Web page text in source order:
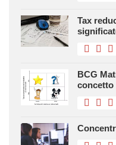
Tax
BCG
concetto